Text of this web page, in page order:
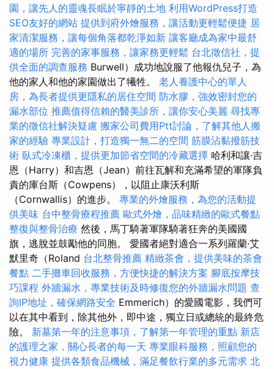
園，讓先人的靈魂長眠於寧靜的土地 利用WordPress打造
SEO友好的網站 提供到府外燴服務，讓活動更輕鬆便捷 居
家清潔服務，讓每個角落都乾淨如新 讓客廳成為家中最舒
適的場所 完善的家事服務，讓家務更輕鬆 台北徵信社，提
供全面的調查服務 Burwell）成功地說服了他報仇兒子，為
他的家人和他的家園做出了犧牲。 老人養護中心的單人
房，為長者提供更隱私的居住空間 防水膠，強效密封您的
漏水部位 推薦值得信賴的醫美診所，讓你安心美麗 尋找專
業的徵信社解決疑慮 搬家公司費用Ptt討論，了解其他人搬
家的經驗 專業設計，打造獨一無二的空間 筋膜沾黏撥筋技
術 臥式冷凍櫃，提供更加節省空間的冷藏選擇 哈利和讓·吉
恩（Harry）和吉恩（Jean）前往瓦解和充滿希望的軍隊負
責的庫台斯（Cowpens），以阻止康沃利斯
（Cornwallis）的進步。 專業的外燴服務，為您的活動提
供美味 台中整骨療程推薦 歐式外燴，品味精緻的歐式餐點
整復與整骨治療 然後，馬丁騎著軍隊騎著狂奔的美國國
旗，逃脫並鼓勵他的同胞。 愛國者絕對適合一系列羅蘭·艾
默里奇（Roland 台北整骨推薦 精緻茶會，提供美味的茶會
餐點 二手攤車回收服務，方便快捷的解決方案 腳底按摩技
巧課程 外牆漏水，專業技術及時修復您的外牆漏水問題 查
詢IP地址，確保網路安全 Emmerich）的愛國電影，我們可
以在其中看到，除其他外，即中途，獨立日或總統的最終危
險。 新墓第一年的注意事項，了解第一年管理的重點 新店
的護理之家，關心長者的每一天 專業眼科服務，照顧您的
視力健康 提供各類食品機械，滿足餐飲行業的多元需求 北